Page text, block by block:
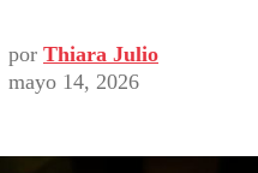
por Thiara Julio
mayo 14, 2026